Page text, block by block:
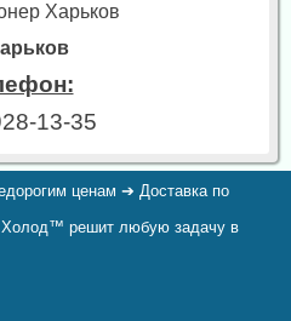
Харьков
13-35
ценам ➔ Доставка по
Холод™ решит любую задачу в